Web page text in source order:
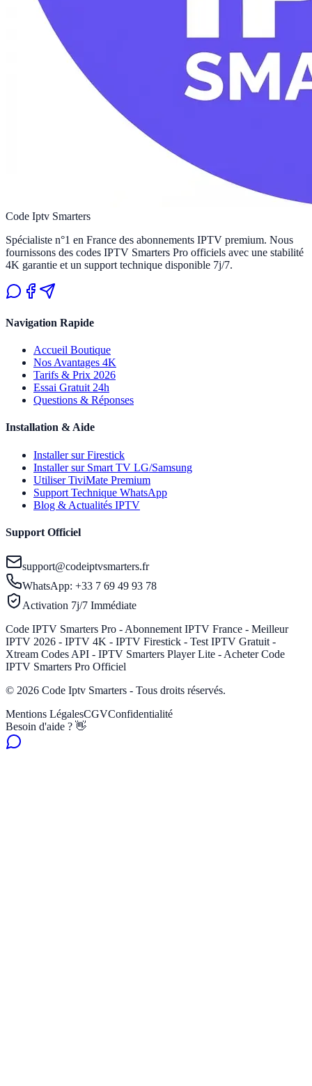
Code Iptv Smarters
Spécialiste n°1 en France des abonnements IPTV premium. Nous
fournissons des codes IPTV Smarters Pro officiels avec une stabilité
4K garantie et un support technique disponible 7j/7.
Navigation Rapide
Accueil Boutique
Nos Avantages 4K
Tarifs & Prix 2026
Essai Gratuit 24h
Questions & Réponses
Installation & Aide
Installer sur Firestick
Installer sur Smart TV LG/Samsung
Utiliser TiviMate Premium
Support Technique WhatsApp
Blog & Actualités IPTV
Support Officiel
support@codeiptvsmarters.fr
WhatsApp: +33 7 69 49 93 78
Activation 7j/7 Immédiate
Code IPTV Smarters Pro - Abonnement IPTV France - Meilleur
IPTV 2026 - IPTV 4K - IPTV Firestick - Test IPTV Gratuit -
Xtream Codes API - IPTV Smarters Player Lite - Acheter Code
IPTV Smarters Pro Officiel
© 2026 Code Iptv Smarters - Tous droits réservés.
Mentions LégalesCGVConfidentialité
Besoin d'aide ? 👋